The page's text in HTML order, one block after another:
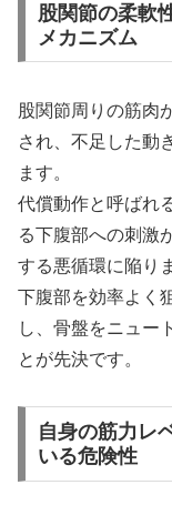
股関節の柔軟
メカニズム
股関節周りの筋肉
され、不足した動
ます。
代償動作と呼ばれ
る下腹部への刺激
する悪循環に陥り
下腹部を効率よく
し、骨盤をニュー
とが先決です。
自身の筋力レ
いる危険性